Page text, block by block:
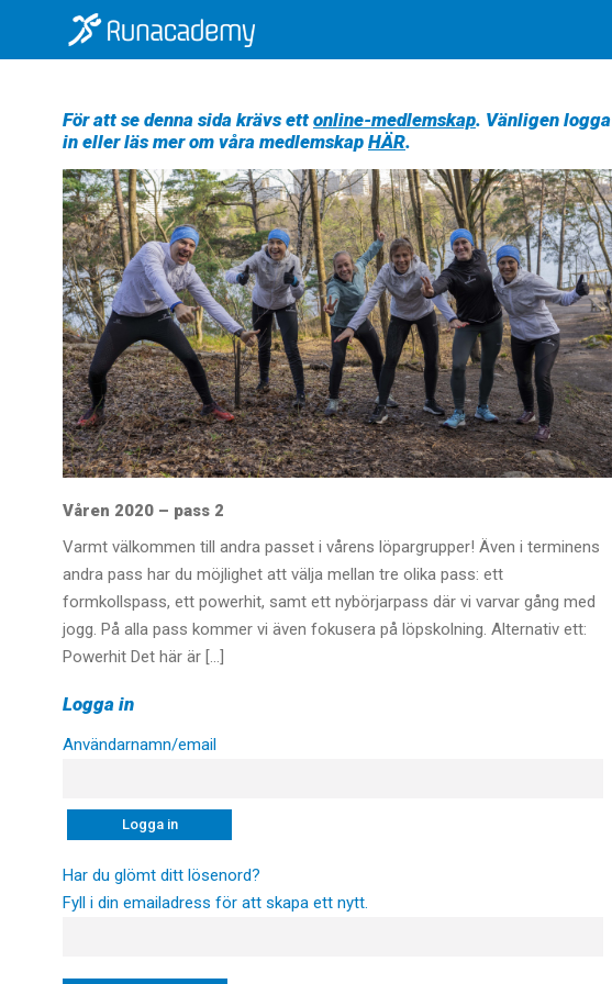
För att se denna sida krävs ett online-medlemskap. Vänligen logga
in eller läs mer om våra medlemskap HÄR.
Våren 2020 – pass 2
Varmt välkommen till andra passet i vårens löpargrupper! Även i terminens
andra pass har du möjlighet att välja mellan tre olika pass: ett
formkollspass, ett powerhit, samt ett nybörjarpass där vi varvar gång med
jogg. På alla pass kommer vi även fokusera på löpskolning. Alternativ ett:
Powerhit Det här är […]
Logga in
Användarnamn/email
Har du glömt ditt lösenord?
Fyll i din emailadress för att skapa ett nytt.